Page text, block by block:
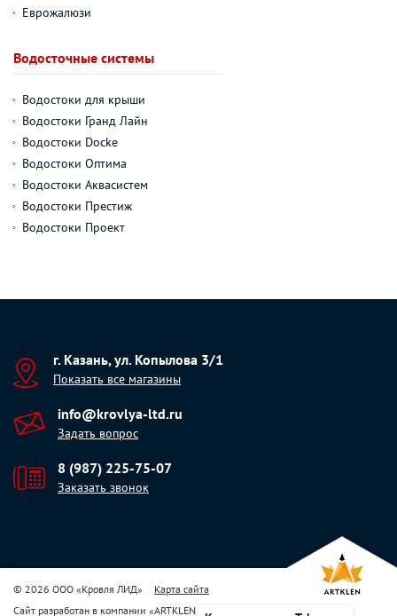
Еврожалюзи
Водосточные системы
Водостоки для крыши
Водостоки Гранд Лайн
Водостоки Docke
Водостоки Оптима
Водостоки Аквасистем
Водостоки Престиж
Водостоки Проект
г. Казань, ул. Копылова 3/1
Показать все магазины
info@krovlya-ltd.ru
Задать вопрос
8 (987) 225-75-07
Заказать звонок
© 2026 ООО «Кровля ЛИД»
Карта сайта
Сайт разработан в компании «ARTKLEN